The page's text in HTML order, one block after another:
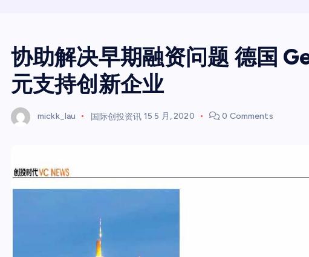
协助解决早期融资问题 德国
元支持创新企业
mickk_lau 国际创投资讯 15 5 月, 2020 0 Comments